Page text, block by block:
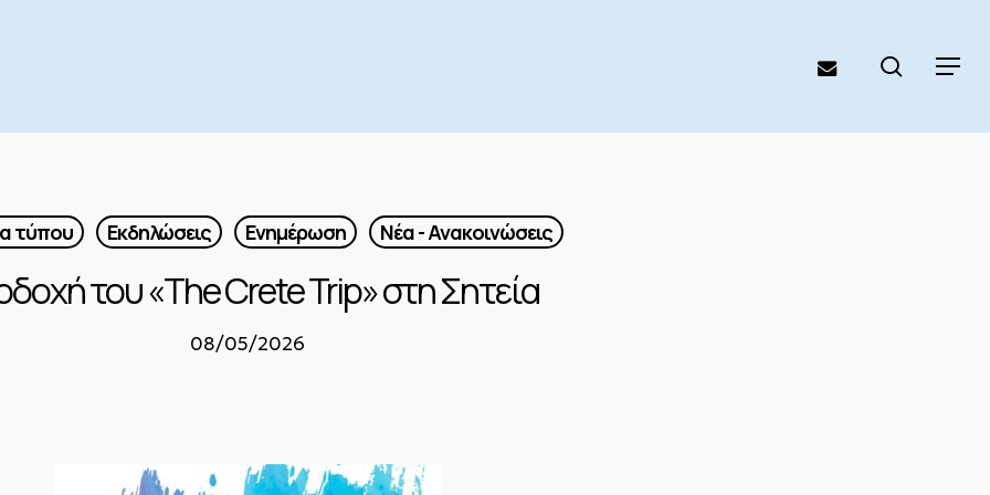
Menu
email search
τύπου Εκδηλώσεις Ενημέρωση Νέα - Ανακοινώσεις
του «The Crete Trip» στη Σητεία
08/05/2026